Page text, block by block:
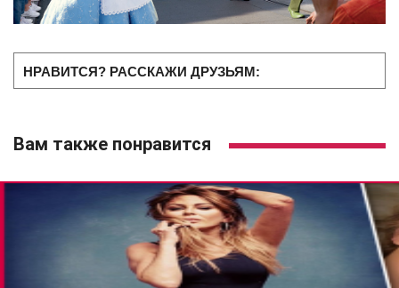
НРАВИТСЯ? РАССКАЖИ ДРУЗЬЯМ:
Вам также понравится